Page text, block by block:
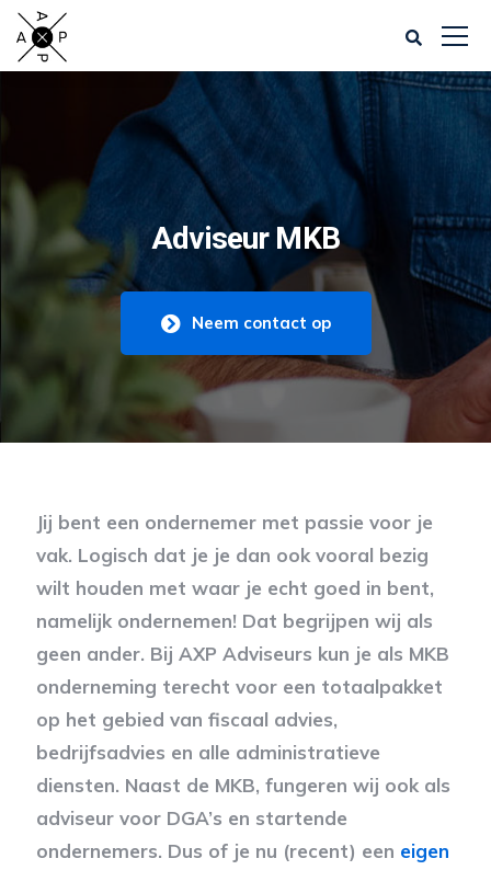
Adviseur MKB
Neem contact op
Jij bent een ondernemer met passie voor je
vak. Logisch dat je je dan ook vooral bezig
wilt houden met waar je echt goed in bent,
namelijk ondernemen! Dat begrijpen wij als
geen ander. Bij AXP Adviseurs kun je als MKB
onderneming terecht voor een totaalpakket
op het gebied van fiscaal advies,
bedrijfsadvies en alle administratieve
diensten. Naast de MKB, fungeren wij ook als
adviseur voor DGA’s en startende
ondernemers. Dus of je nu (recent) een eigen